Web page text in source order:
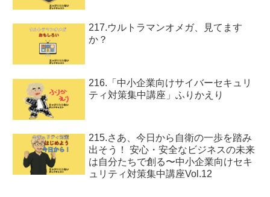
217.ウルトラマンオメガ、見てます
か？
216.「中小企業向けサイバーセキュリ
ティ対策集中講座」ふりかえり
215.さあ、今日から自衛の一歩を踏み
出そう！ 安心・安全なビジネスの未来
は自分たちで創る〜中小企業向けセキ
ュリティ対策集中講座Vol.12